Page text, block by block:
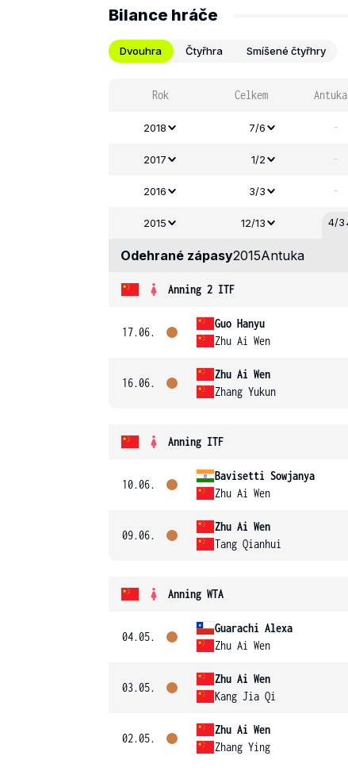
Bilance hráče
Dvouhra Čtyřhra Smíšené čtyřhry
Rok Celkem Antuka
2018 7/6 -
2017 1/2 -
2016 3/3 -
2015 12/13 4/3
Odehrané zápasy2015Antuka
Anning 2 ITF
17.06.
Guo Hanyu
Zhu Ai Wen
16.06.
Zhu Ai Wen
Zhang Yukun
Anning ITF
10.06.
Bavisetti Sowjanya
Zhu Ai Wen
09.06.
Zhu Ai Wen
Tang Qianhui
Anning WTA
04.05.
Guarachi Alexa
Zhu Ai Wen
03.05.
Zhu Ai Wen
Kang Jia Qi
02.05.
Zhu Ai Wen
Zhang Ying